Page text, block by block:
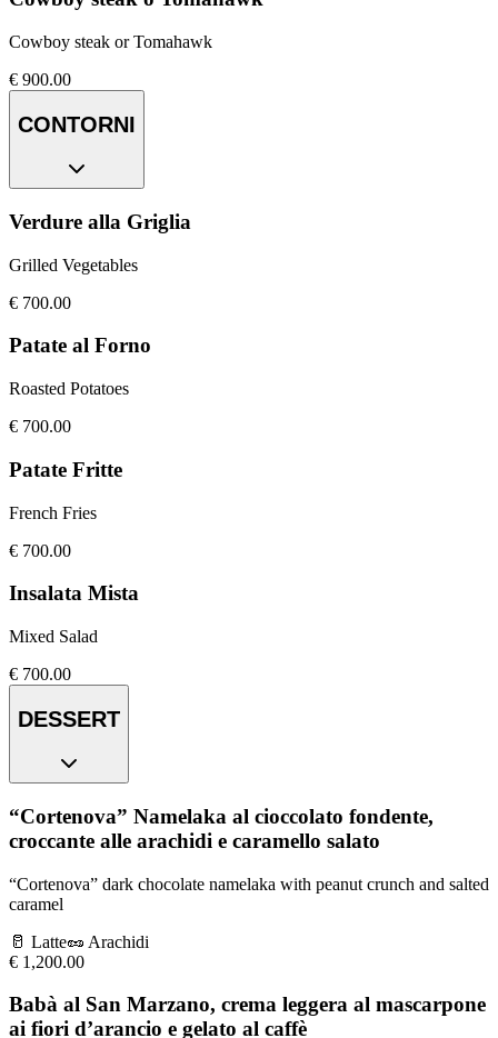
Cowboy steak or Tomahawk
€ 900.00
CONTORNI
Verdure alla Griglia
Grilled Vegetables
€ 700.00
Patate al Forno
Roasted Potatoes
€ 700.00
Patate Fritte
French Fries
€ 700.00
Insalata Mista
Mixed Salad
€ 700.00
DESSERT
“Cortenova” Namelaka al cioccolato fondente,
croccante alle arachidi e caramello salato
“Cortenova” dark chocolate namelaka with peanut crunch and salted
caramel
🥛 Latte🥜 Arachidi
€ 1,200.00
Babà al San Marzano, crema leggera al mascarpone
ai fiori d’arancio e gelato al caffè